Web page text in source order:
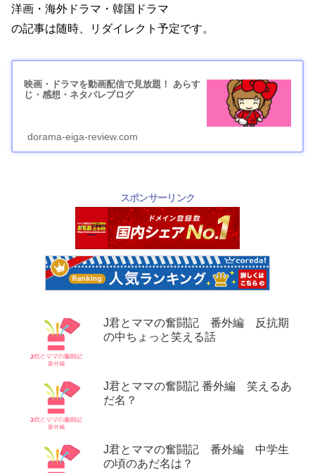
洋画・海外ドラマ・韓国ドラマ
の記事は随時、リダイレクト予定です。
映画・ドラマを動画配信で見放題！ あらす
じ・感想・ネタバレブログ
dorama-eiga-review.com
スポンサーリンク
J君とママの奮闘記 番外編 反抗期
の中ちょっと笑える話
J君とママの奮闘記 番外編 笑えるあ
だ名？
J君とママの奮闘記 番外編 中学生
の頃のあだ名は？